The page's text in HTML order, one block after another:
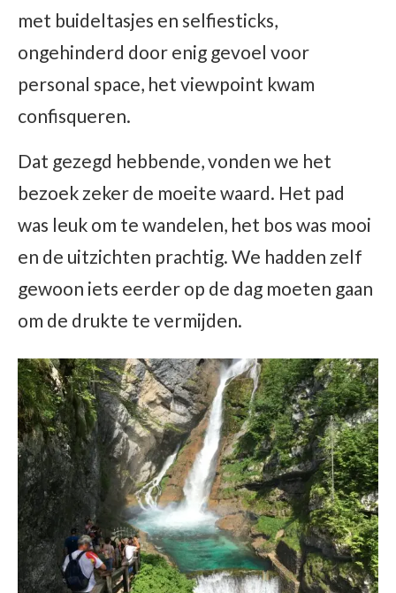
met buideltasjes en selfiesticks,
ongehinderd door enig gevoel voor
personal space, het viewpoint kwam
confisqueren.
Dat gezegd hebbende, vonden we het
bezoek zeker de moeite waard. Het pad
was leuk om te wandelen, het bos was mooi
en de uitzichten prachtig. We hadden zelf
gewoon iets eerder op de dag moeten gaan
om de drukte te vermijden.